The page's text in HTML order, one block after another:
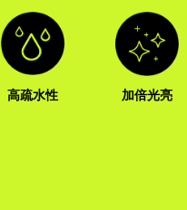
高疏水性 加倍光亮